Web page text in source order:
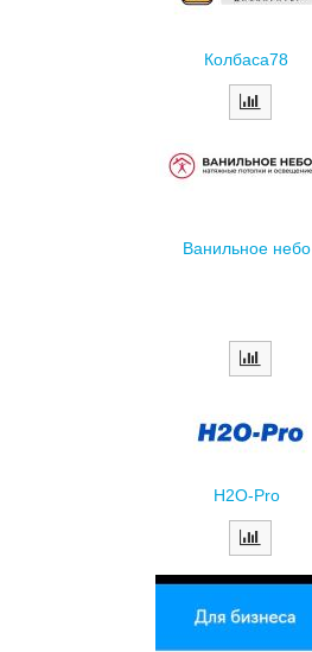
Колбаса78
Ванильное небо
H2O-Pro